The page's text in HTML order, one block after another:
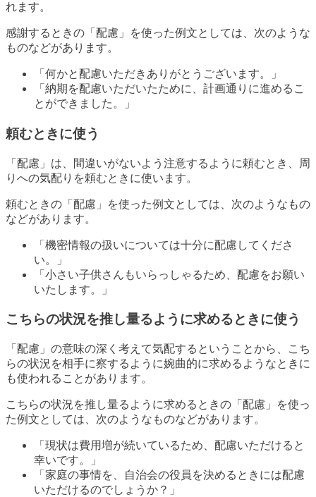
れます。
感謝するときの「配慮」を使った例文としては、次のような
ものなどがあります。
「何かと配慮いただきありがとうございます。」
「納期を配慮いただいたために、計画通りに進めるこ
とができました。」
頼むときに使う
「配慮」は、間違いがないよう注意するように頼むとき、周
りへの気配りを頼むときに使います。
頼むときの「配慮」を使った例文としては、次のようなもの
などがあります。
「機密情報の扱いについては十分に配慮してくださ
い。」
「小さい子供さんもいらっしゃるため、配慮をお願い
いたします。」
こちらの状況を推し量るように求めるときに使う
「配慮」の意味の深く考えて気配するということから、こち
らの状況を相手に察するように婉曲的に求めるようなときに
も使われることがあります。
こちらの状況を推し量るように求めるときの「配慮」を使っ
た例文としては、次のようなものなどがあります。
「現状は費用増が続いているため、配慮いただけると
幸いです。」
「家庭の事情を、自治会の役員を決めるときには配慮
いただけるのでしょうか？」